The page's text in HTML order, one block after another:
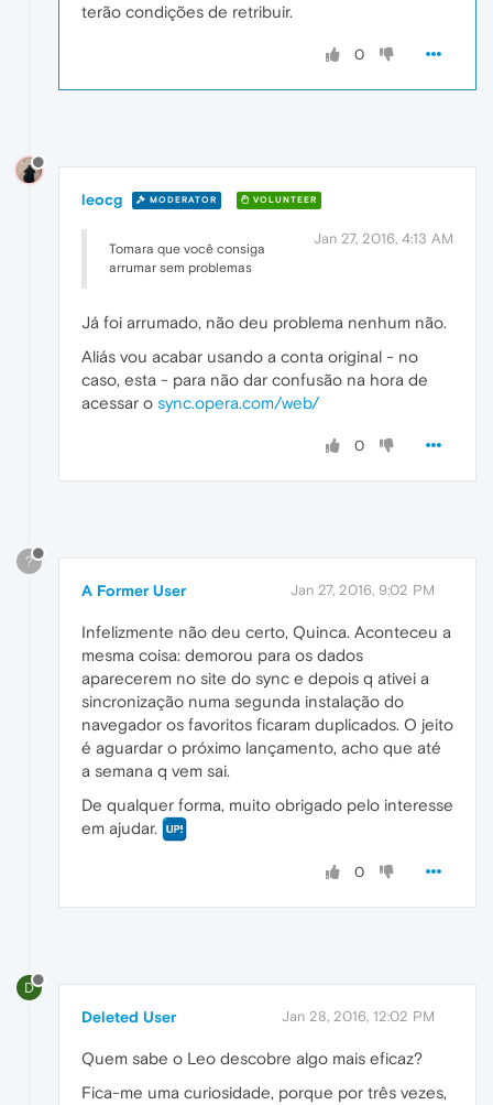
terão condições de retribuir.
0
leocg MODERATOR VOLUNTEER
Jan 27, 2016, 4:13 AM
Tomara que você consiga
arrumar sem problemas
Já foi arrumado, não deu problema nenhum não.
Aliás vou acabar usando a conta original - no
caso, esta - para não dar confusão na hora de
acessar o sync.opera.com/web/
0
?
A Former User Jan 27, 2016, 9:02 PM
Infelizmente não deu certo, Quinca. Aconteceu a
mesma coisa: demorou para os dados
aparecerem no site do sync e depois q ativei a
sincronização numa segunda instalação do
navegador os favoritos ficaram duplicados. O jeito
é aguardar o próximo lançamento, acho que até
a semana q vem sai.
De qualquer forma, muito obrigado pelo interesse
em ajudar.
0
D
Deleted User Jan 28, 2016, 12:02 PM
Quem sabe o Leo descobre algo mais eficaz?
Fica-me uma curiosidade, porque por três vezes,